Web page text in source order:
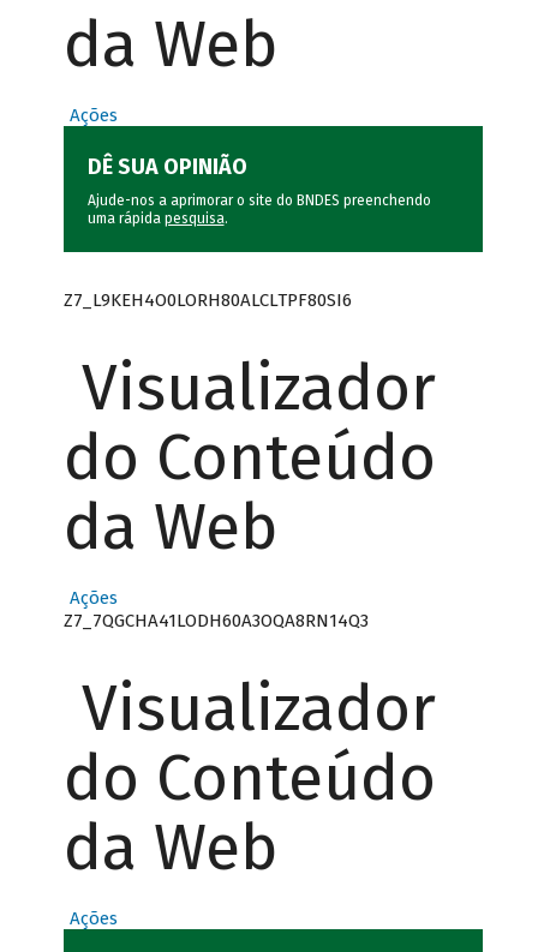
da Web
Ações
DÊ SUA OPINIÃO
Ajude-nos a aprimorar o site do BNDES preenchendo
uma rápida pesquisa.
Z7_L9KEH4O0LORH80ALCLTPF80SI6
Visualizador
do Conteúdo
da Web
Ações
Z7_7QGCHA41LODH60A3OQA8RN14Q3
Visualizador
do Conteúdo
da Web
Ações